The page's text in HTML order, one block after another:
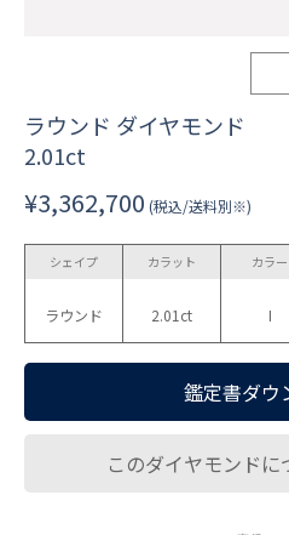
ラウンド ダイヤモンド
2.01ct
¥3,362,700 (税込/送料別※)
シェイプ
ラウンド
カラット
2.01ct
カラー
I
鑑定書ダウ
このダイヤモンド